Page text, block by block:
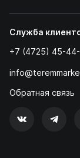
Служба
+7 (4725) 45-
Обратная связь